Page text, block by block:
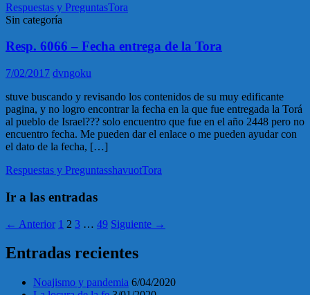
Respuestas y PreguntasTora
Sin categoría
Resp. 6066 – Fecha entrega de la Tora
7/02/2017 dvngoku
stuve buscando y revisando los contenidos de su muy edificante
pagina, y no logro encontrar la fecha en la que fue entregada la Torá
al pueblo de Israel??? solo encuentro que fue en el año 2448 pero no
encuentro fecha. Me pueden dar el enlace o me pueden ayudar con
el dato de la fecha, […]
Respuestas y PreguntasshavuotTora
Ir a las entradas
← Anterior 1 2 3 … 49 Siguiente →
Entradas recientes
Noajismo y pandemia 6/04/2020